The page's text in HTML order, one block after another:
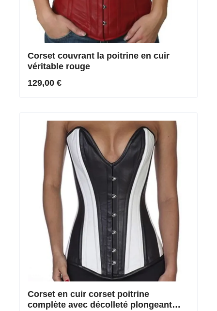
Corset couvrant la poitrine en cuir
véritable rouge
129,00 €
Corset en cuir corset poitrine
complète avec décolleté plongeant